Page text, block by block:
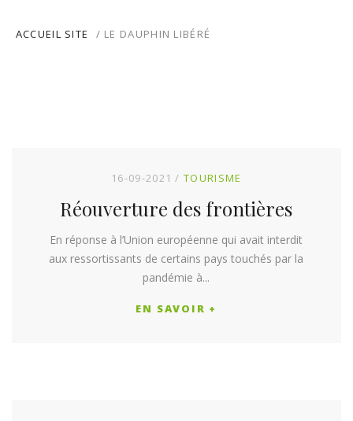
ACCUEIL SITE / LE DAUPHIN LIBÉRÉ
16-09-2021 TOURISME
Réouverture des frontières
En réponse à l’Union européenne qui avait interdit
aux ressortissants de certains pays touchés par la
pandémie à...
EN SAVOIR +